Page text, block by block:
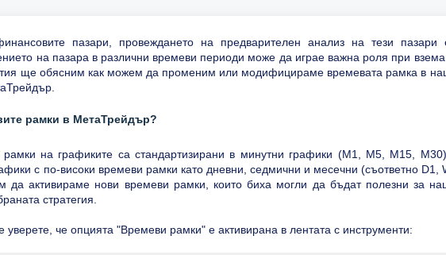
пазари, провеждането на предварителен анализ на тези пазари
на пазара в различни времеви периоди може да играе важна роля при
ще обясним как можем да променим или модифицираме времевата рамка в
рамки в МетаТрейдър?
на графиките са стандартизирани в минутни графики (M1, M5, M15,
с по-високи времеви рамки като дневни, седмични и месечни (съответно D1,
активираме нови времеви рамки, които биха могли да бъдат полезни за
стратегия.
че опцията "Времеви рамки" е активирана в лентата с инструменти: